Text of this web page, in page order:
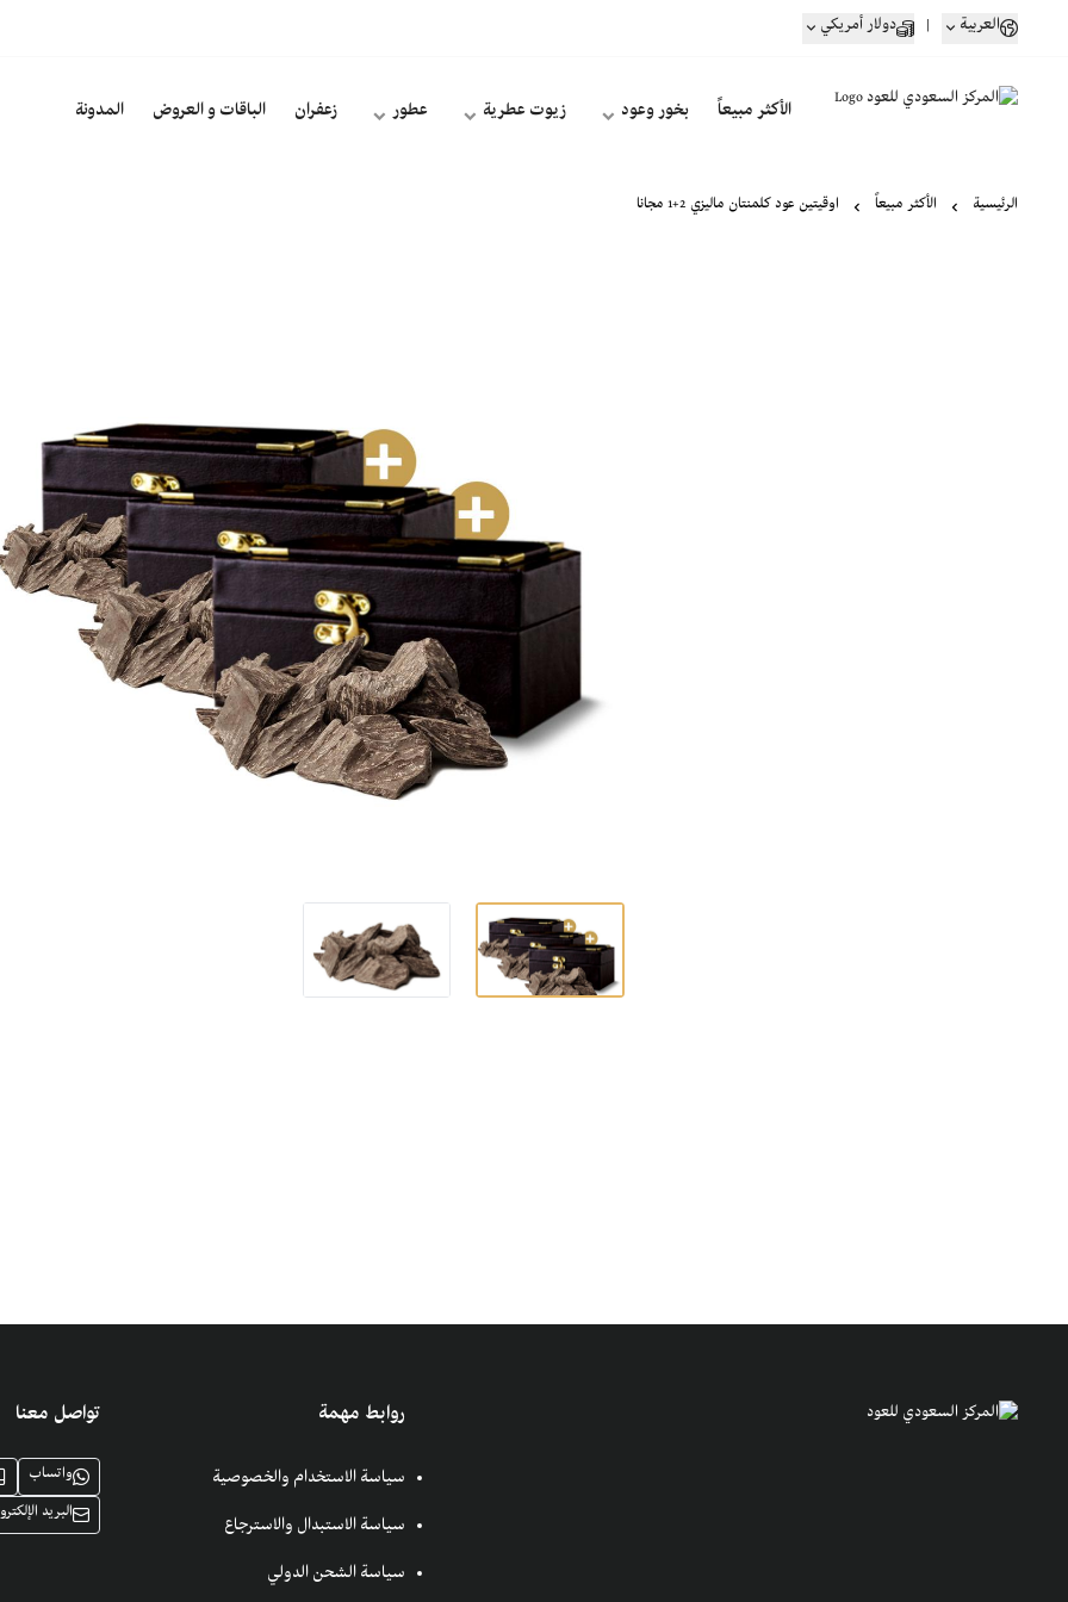
العربية | دولار أمريكي
الأكثر مبيعاً بخور وعود زيوت عطرية عطور زعفران الباقات و العروض المدونة
الرئيسية الأكثر مبيعاً اوقيتين عود كلمنتان ماليزي 2+1 مجانا
روابط مهمة
سياسة الاستخدام والخصوصية
سياسة الاستبدال والاسترجاع
سياسة الشحن الدولي
تواصل معنا
واتساب
البريد